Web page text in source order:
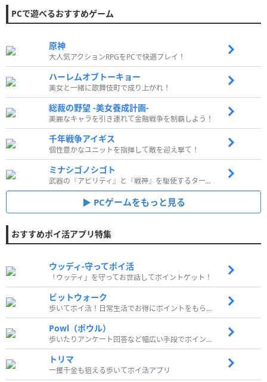
PCで遊べるおすすめゲーム
原神
大人気アクションRPGをPCで快適プレイ！
ハーレムオブトーキョー
美女と一緒に歌舞伎町で成り上がれ！
総裁の野望 -美女養成計画-
美麗なキャラを引き連れて金融戦争を制覇しよう！
千年戦争アイギス
個性豊かなユニットを指揮して敵を迎え撃て！
ミナシゴノシゴト
武器の『アビリティ』と『戦神』を駆使するターン制コマンドバトルRPG！
PCゲームをもっと見る
おすすめポイ活アプリ特集
ウッディ‐守ってポイ活
「ウッディ」を守ってお世話してポイントゲット！
ビットウォーク
歩いてポイ活！日常生活でお得にポイントをもらおう
Powl（ポウル）
歩いたりアンケート回答など幅広い手段でポイントをゲット
トリマ
一攫千金も狙える歩いてポイ活アプリ